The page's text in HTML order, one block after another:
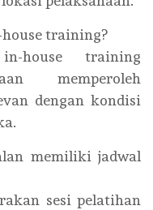
training?
house training
memperoleh
dengan kondisi
memiliki jadwal
sesi pelatihan